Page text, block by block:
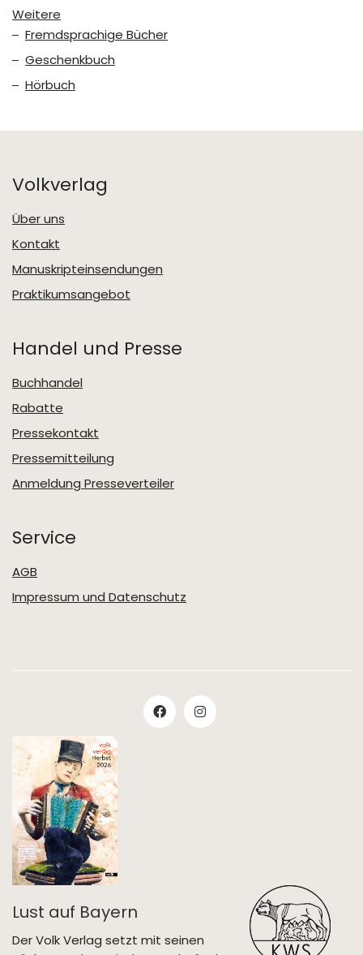
Weitere
Fremdsprachige Bücher
Geschenkbuch
Hörbuch
Volkverlag
Über uns
Kontakt
Manuskripteinsendungen
Praktikumsangebot
Handel und Presse
Buchhandel
Rabatte
Pressekontakt
Pressemitteilung
Anmeldung Presseverteiler
Service
AGB
Impressum und Datenschutz
Lust auf Bayern
Der Volk Verlag setzt mit seinen